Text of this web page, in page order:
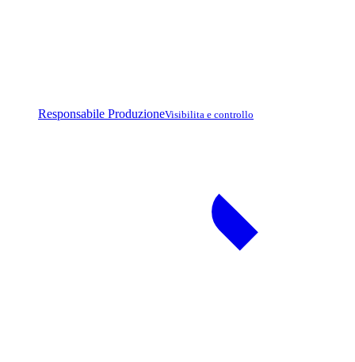
Responsabile ProduzioneVisibilita e controllo